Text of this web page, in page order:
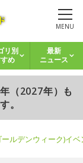
MENU
リ別
め
最新
ニュース
（2027年）も
。
ルデンウィーク)イ